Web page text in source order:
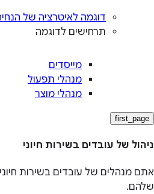
דוגמה לאיטרציה של
תרחישים לדוגמה
מייסדים
מנהלי תפעול
מנהלי מוצר
first_page
ניהול של עובדים בשירות חיוני
אתם מנהלים של עובדים בשירות
שלהם.